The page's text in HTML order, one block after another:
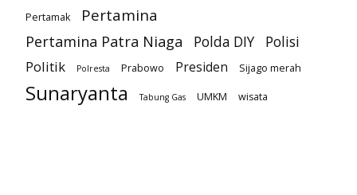
Pertamak Pertamina
Pertamina Patra Niaga Polda DIY
Polisi
Politik
Polresta Prabowo Presiden Sijago merah
Sunaryanta Tabung Gas UMKM wisata